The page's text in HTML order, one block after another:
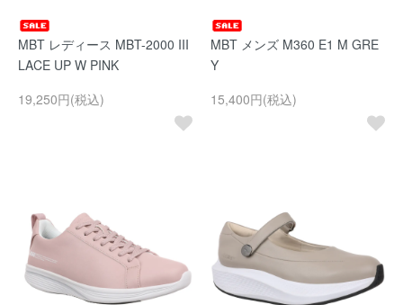
MBT レディース MBT-2000 III
LACE UP W PINK
19,250円(税込)
MBT メンズ M360 E1 M GRE
Y
15,400円(税込)